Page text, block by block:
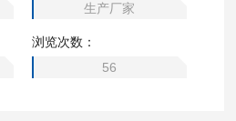
生产厂家
浏览次数：
56